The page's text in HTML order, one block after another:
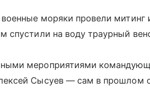
моряки провели митинг
спустили на воду траурный
мероприятиями
Сысуев — сам в прошлом